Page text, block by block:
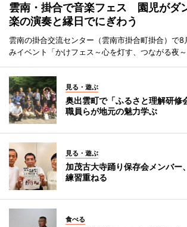
雲南・掛合で音楽フェス 園児がダ
楽の演奏と縁日でにぎわう
雲南の掛合交流センター（雲南市掛合町掛合）で8
みイベント「かけフェス～心を灯す、つながる夜～
見る・遊ぶ
奥出雲町で「ふるさと理解研
職員らが地元の魅力学ぶ
見る・遊ぶ
加茂古大寺踊り保存会メンバー
練習重ねる
食べる